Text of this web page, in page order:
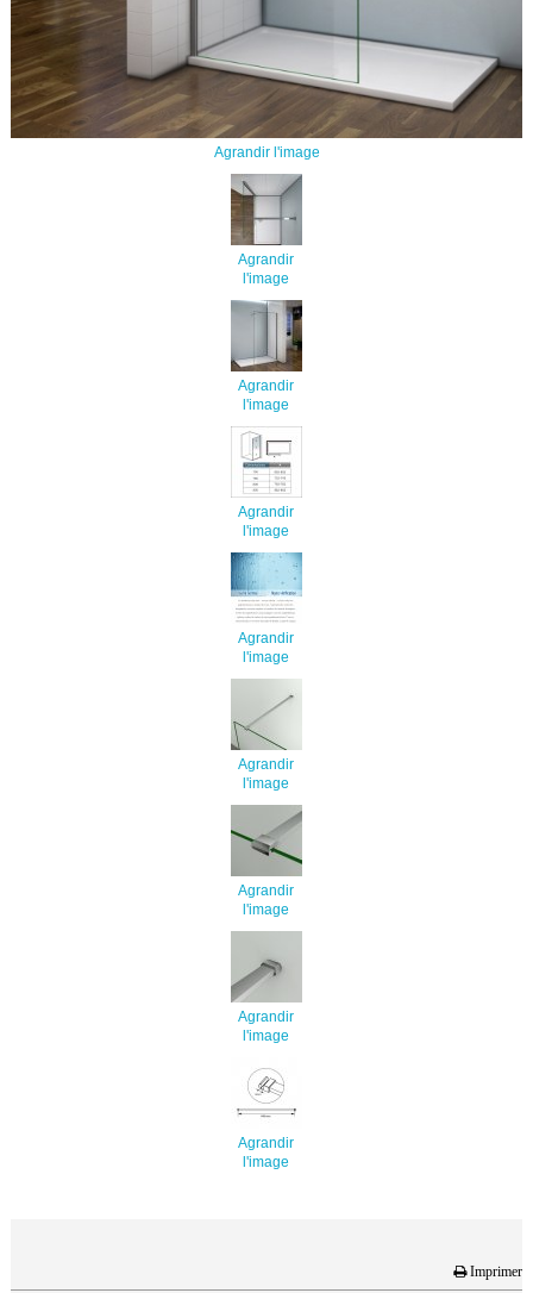
Agrandir l'image
Agrandir
l'image
Agrandir
l'image
Agrandir
l'image
Agrandir
l'image
Agrandir
l'image
Agrandir
l'image
Agrandir
l'image
Agrandir
l'image
Imprimer